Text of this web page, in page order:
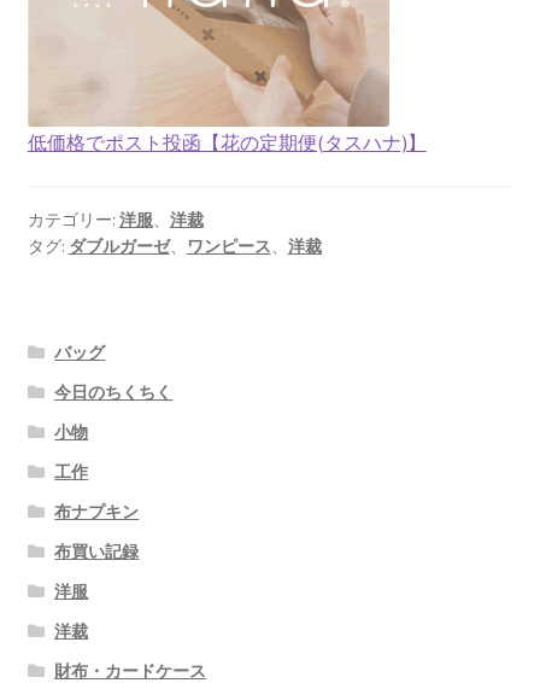
低価格でポスト投函【花の定期便(タスハナ)】
カテゴリー: 洋服、 洋裁
タグ: ダブルガーゼ、 ワンピース、 洋裁
バッグ
今日のちくちく
小物
工作
布ナプキン
布買い記録
洋服
洋裁
財布・カードケース